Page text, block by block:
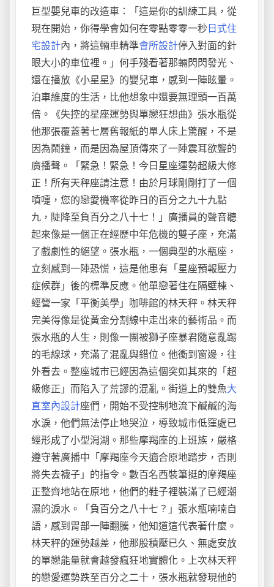
巨型嬰兒車的改造車：「這是你的訓練工具，從
現在開始，你得學會如何在零點零零一秒日式住
宅設計內，將這輛車精準會所設計停入對面的針
眼大小的車位裡。」何手殘看著那輛閃閃發光、
還在播放《小星星》的嬰兒車，感到一陣眩暈。
泊車維度的生活，比他想象中還要無理頭一百萬
倍。《失控的星座運勢與單戀狂想曲》張水瓶從
他那張覆蓋著七層舊報紙的單人床上驚醒，不是
因為鬧鐘，而是因為屋頂傳來了一陣震耳欲聾的
廣播聲。「緊急！緊急！今日星座運勢超級大修
正！所有天秤座請注意！由於月球剛剛打了一個
噴嚏，您的戀愛機率從昨日的百分之九十九點
九，陡降至負百分之八十七！」廣播員的聲音聽
起來像是一個正在經歷中年危機的雙子座，充滿
了戲劇性的絕望。張水瓶，一個典型的水瓶座，
立刻感到一陣恐慌，這是他患有「星座預報壓力
症候群」後的標準反應。他單戀著住在隔壁棟、
經營一家「平衡美學」咖啡館的林天秤。林天秤
完美得像是從黃金分割線中走出來的藝術品。而
張水瓶的人生，則像一團被獅子座暴君隨意亂踢
的毛線球，充滿了混亂與錯位。他衝到窗邊，往
外看去。整座城市已經因為這個突如其來的「超
級修正」而陷入了荒謬的混亂。街道上的雙魚大
直室內設計座們，開始不受控制地流下鹹鹹的海
水淚，他們無法停止地哭泣，導致城市低窪處已
經形成了小型潟湖。那些摩羯座的上班族，嚴格
遵守著廣播中「摩羯座今天適合原地踏步，否則
將失去襪子」的指令。數百名西裝筆挺的摩羯座
正整齊地站在原地，他們的鞋子裡裝滿了已經潮
濕的淚水。「負百分之八十七？」張水瓶喃喃自
語，感到胃部一陣翻騰，他知道這代表著什麼。
林天秤的運勢越差，他那股積壓已久、無處安放
的單戀能量就會越發瘋狂地實體化。上次林天秤
的戀愛運勢跌至百分之二十，張水瓶就發現他的